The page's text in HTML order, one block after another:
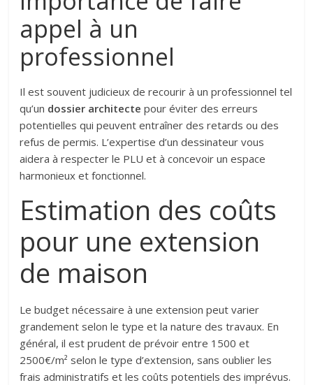
appel à un
professionnel
Il est souvent judicieux de recourir à un professionnel tel
qu’un dossier architecte pour éviter des erreurs
potentielles qui peuvent entraîner des retards ou des
refus de permis. L’expertise d’un dessinateur vous
aidera à respecter le PLU et à concevoir un espace
harmonieux et fonctionnel.
Estimation des coûts
pour une extension
de maison
Le budget nécessaire à une extension peut varier
grandement selon le type et la nature des travaux. En
général, il est prudent de prévoir entre 1500 et
2500€/m² selon le type d’extension, sans oublier les
frais administratifs et les coûts potentiels des imprévus.